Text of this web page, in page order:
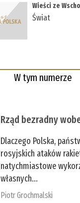
Wieści ze
Świat
W tym numerze
Rząd bezradny
Dlaczego Polska,
rosyjskich ataków
natychmiastowe
własnych...
Piotr Grochmalski